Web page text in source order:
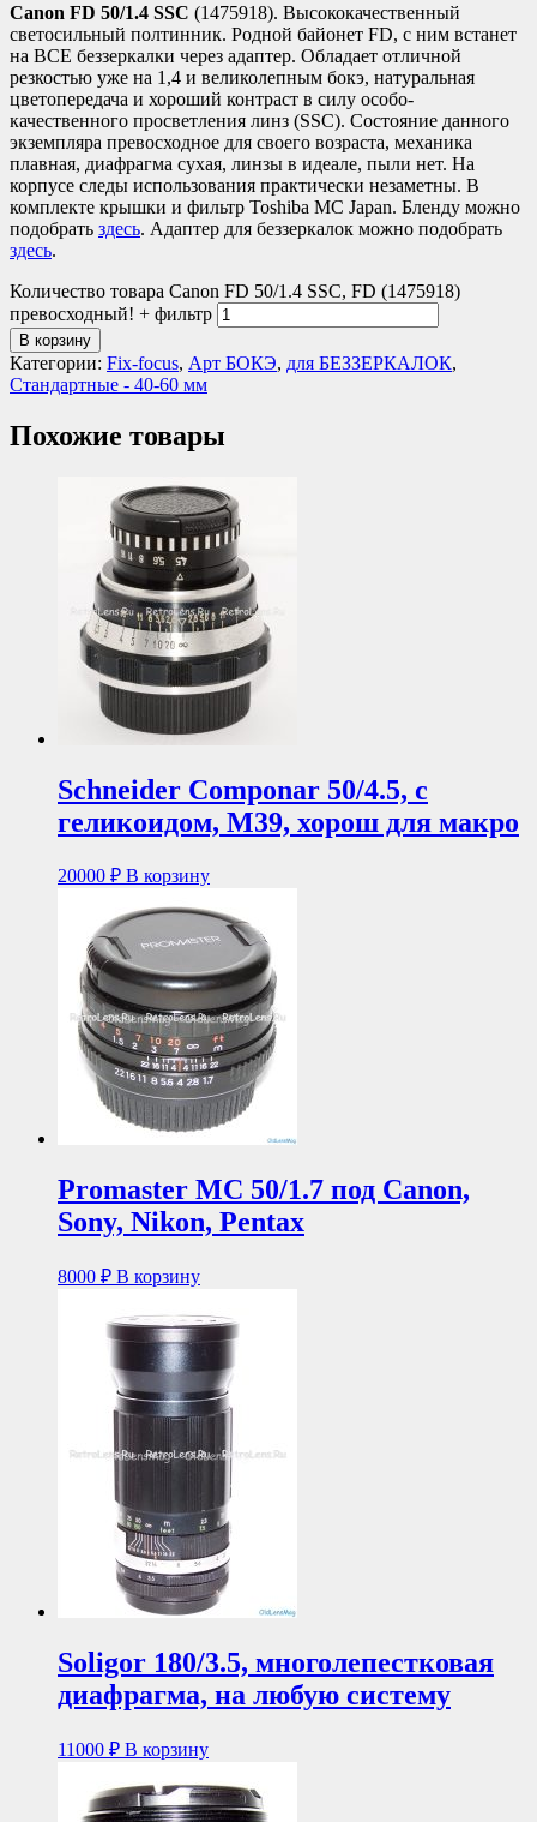
Canon FD 50/1.4 SSC (1475918). Высококачественный
светосильный полтинник. Родной байонет FD, с ним встанет
на ВСЕ беззеркалки через адаптер. Обладает отличной
резкостью уже на 1,4 и великолепным бокэ, натуральная
цветопередача и хороший контраст в силу особо-
качественного просветления линз (SSC). Состояние данного
экземпляра превосходное для своего возраста, механика
плавная, диафрагма сухая, линзы в идеале, пыли нет. На
корпусе следы использования практически незаметны. В
комплекте крышки и фильтр Toshiba MC Japan. Бленду можно
подобрать здесь. Адаптер для беззеркалок можно подобрать
здесь.
Количество товара Canon FD 50/1.4 SSC, FD (1475918)
превосходный! + фильтр
В корзину
Категории: Fix-focus, Арт БОКЭ, для БЕЗЗЕРКАЛОК,
Стандартные - 40-60 мм
Похожие товары
Schneider Componar 50/4.5, с
геликоидом, М39, хорош для макро
20000 ₽ В корзину
Promaster MC 50/1.7 под Canon,
Sony, Nikon, Pentax
8000 ₽ В корзину
Soligor 180/3.5, многолепестковая
диафрагма, на любую систему
11000 ₽ В корзину